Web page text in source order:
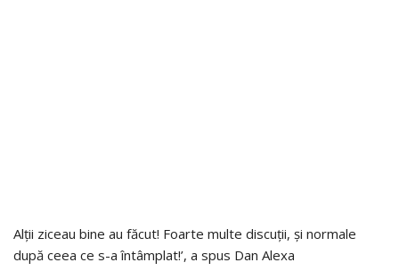
Alții ziceau bine au făcut! Foarte multe discuții, și normale
după ceea ce s-a întâmplat!’, a spus Dan Alexa